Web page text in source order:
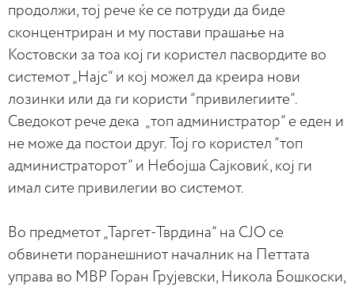
продолжи, тој рече ќе се потруди да биде
сконцентриран и му постави прашање на
Костовски за тоа кој ги користел пасвордите во
системот „Најс“ и кој можел да креира нови
лозинки или да ги користи “привилегиите”.
Сведокот рече дека „топ администратор“ е еден и
не може да постои друг. Тој го користел “топ
администраторот” и Небојша Сајковиќ, кој ги
имал сите привилегии во системот.
Во предметот „Таргет-Тврдина“ на СЈО се
обвинети поранешниот началник на Петтата
управа во МВР Горан Грујевски, Никола Бошкоски,